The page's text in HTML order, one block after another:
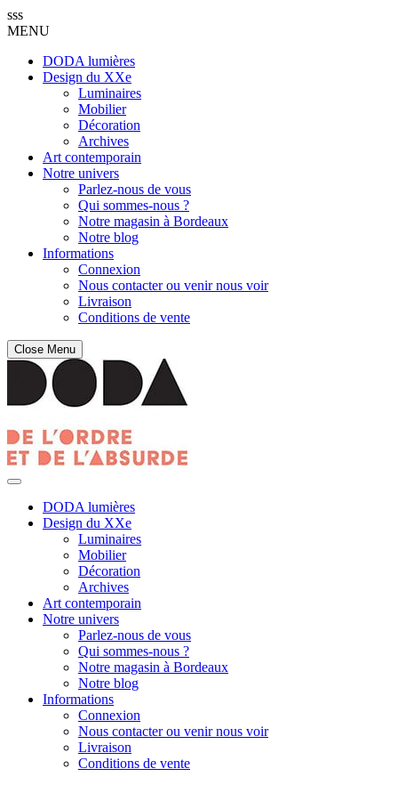
sss
MENU
DODA lumières
Design du XXe
Luminaires
Mobilier
Décoration
Archives
Art contemporain
Notre univers
Parlez-nous de vous
Qui sommes-nous ?
Notre magasin à Bordeaux
Notre blog
Informations
Connexion
Nous contacter ou venir nous voir
Livraison
Conditions de vente
Close Menu
DODA lumières
Design du XXe
Luminaires
Mobilier
Décoration
Archives
Art contemporain
Notre univers
Parlez-nous de vous
Qui sommes-nous ?
Notre magasin à Bordeaux
Notre blog
Informations
Connexion
Nous contacter ou venir nous voir
Livraison
Conditions de vente